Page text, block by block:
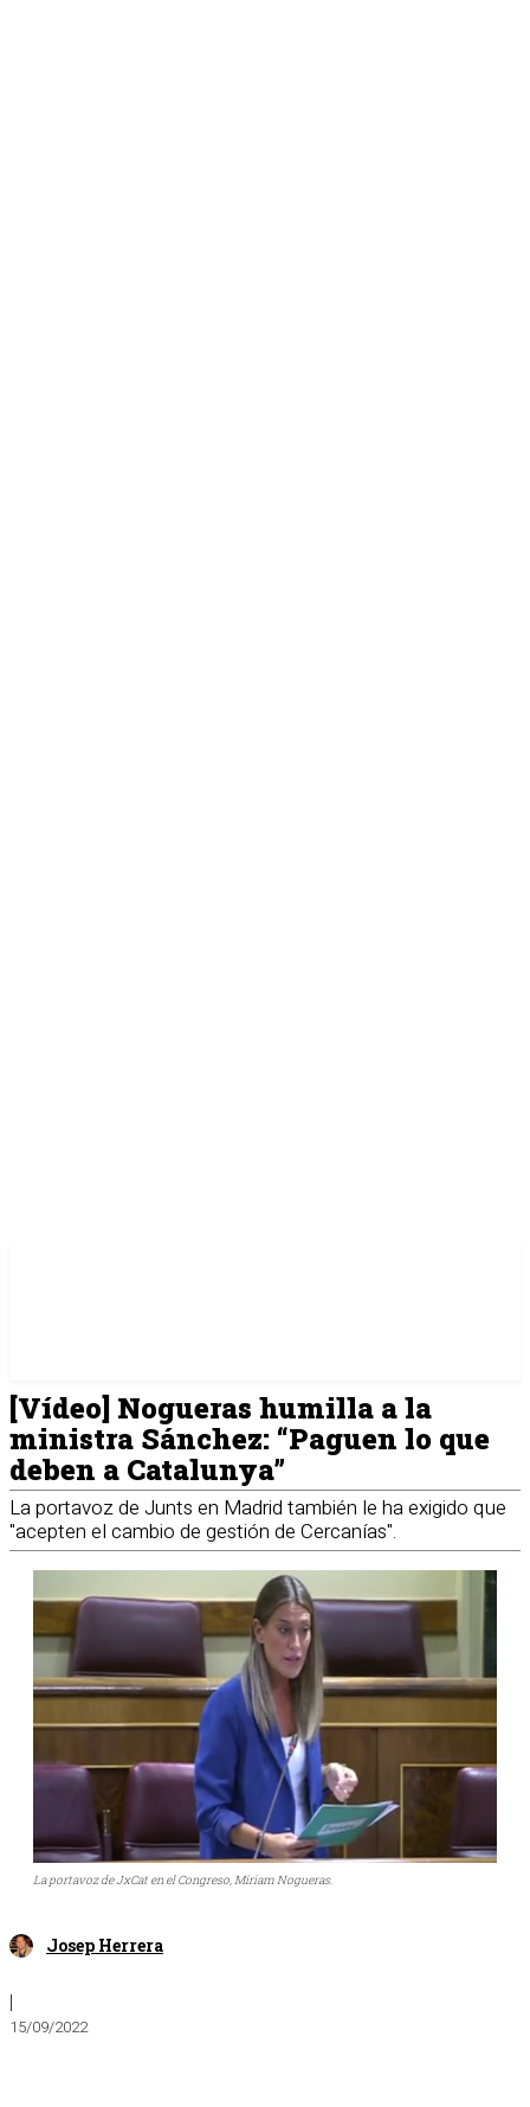
[Vídeo] Nogueras humilla a la
ministra Sánchez: “Paguen lo que
deben a Catalunya”
La portavoz de Junts en Madrid también le ha exigido que
"acepten el cambio de gestión de Cercanías".
La portavoz de JxCat en el Congreso, Míriam Nogueras.
Josep Herrera
|
15/09/2022